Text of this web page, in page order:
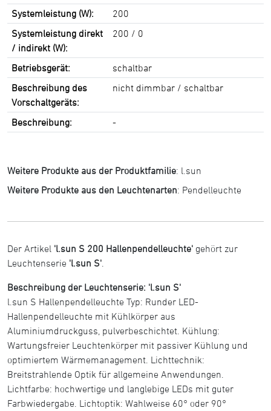
Systemleistung (W):
200
Systemleistung direkt
/ indirekt (W):
200 / 0
Betriebsgerät:
schaltbar
Beschreibung des
Vorschaltgeräts:
nicht dimmbar / schaltbar
Beschreibung: -
Weitere Produkte aus der Produktfamilie: l.sun
Weitere Produkte aus den Leuchtenarten: Pendelleuchte
Der Artikel 'l.sun S 200 Hallenpendelleuchte' gehört zur
Leuchtenserie 'l.sun S'
Beschreibung der Leuchtenserie: 'l.sun S'
l.sun S Hallenpendelleuchte Typ: Runder LED-
Hallenpendelleuchte mit Kühlkörper aus
Aluminiumdruckguss, pulverbeschichtet. Kühlung:
Wartungsfreier Leuchtenkörper mit passiver Kühlung und
optimiertem Wärmemanagement. Lichttechnik:
Breitstrahlende Optik für allgemeine Anwendungen.
Lichtfarbe: hochwertige und langlebige LEDs mit guter
Farbwiedergabe. Lichtoptik: Wahlweise 60° oder 90°